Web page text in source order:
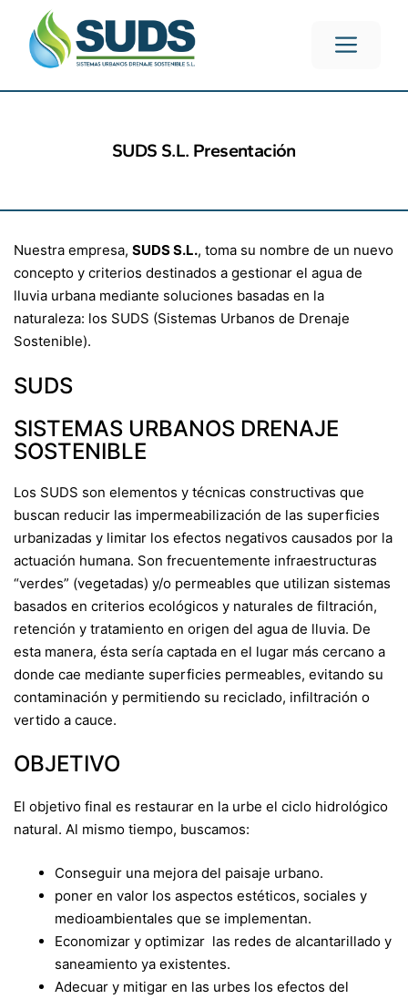
SUDS S.L. Presentación
Nuestra empresa, SUDS S.L., toma su nombre de un nuevo
concepto y criterios destinados a gestionar el agua de
lluvia urbana mediante soluciones basadas en la
naturaleza: los SUDS (Sistemas Urbanos de Drenaje
Sostenible).
SUDS
SISTEMAS URBANOS DRENAJE
SOSTENIBLE
Los SUDS son elementos y técnicas constructivas que
buscan reducir las impermeabilización de las superficies
urbanizadas y limitar los efectos negativos causados por la
actuación humana. Son frecuentemente infraestructuras
“verdes” (vegetadas) y/o permeables que utilizan sistemas
basados en criterios ecológicos y naturales de filtración,
retención y tratamiento en origen del agua de lluvia. De
esta manera, ésta sería captada en el lugar más cercano a
donde cae mediante superficies permeables, evitando su
contaminación y permitiendo su reciclado, infiltración o
vertido a cauce.
OBJETIVO
El objetivo final es restaurar en la urbe el ciclo hidrológico
natural. Al mismo tiempo, buscamos:
Conseguir una mejora del paisaje urbano.
poner en valor los aspectos estéticos, sociales y
medioambientales que se implementan.
Economizar y optimizar las redes de alcantarillado y
saneamiento ya existentes.
Adecuar y mitigar en las urbes los efectos del